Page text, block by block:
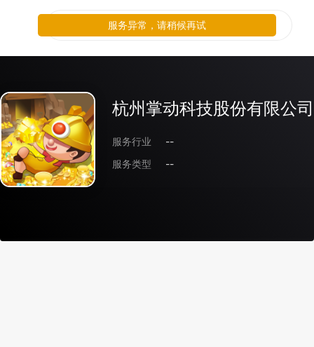
杭州掌动科技股份有限公司
服务行业
--
服务类型
--
服务异常，请稍候再试